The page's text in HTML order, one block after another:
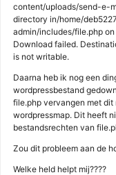
content/uploads/send-e-
directory in/home/
admin/includes/file.php
Download failed.
is not writable.
Daarna heb ik nog een
wordpressbestand
file.php vervangen met
wordpressmap. Dit heeft
bestandsrechten van
Zou dit probleem aan de
Welke held helpt mij????